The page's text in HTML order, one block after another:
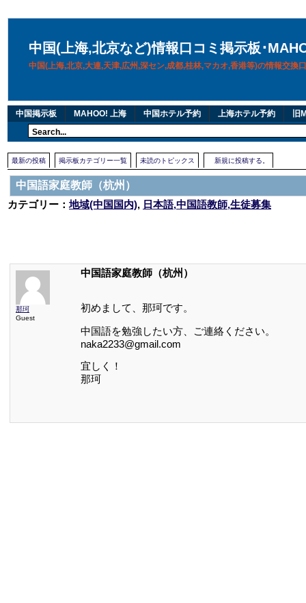
中国(上海,北京など)情報口コミ掲示板･
中国(上海,北京,大連,天津,広州,深セン,成都,桂林,マカオ,香港等)の情報交換
中国掲示板 MAHOO! 上海 中国ホテル予約 上海ホテル予約 旧
最新の投稿 掲示板カテゴリー一覧 未読のトピックス 新規に投稿する。
中国語家庭教師（杭州）
カテゴリー：地域(中国国内), 日本語,中国語教師,生徒募集
那珂
Guest
中国語家庭教師（杭州）
初めまして、那珂です。
中国語を勉強したい方、ご連絡ください。
naka2233@gmail.com
宜しく！
那珂